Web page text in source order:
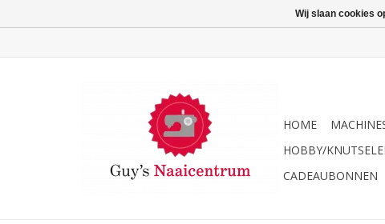
HOME
HOBBY/
CADEAUBONNEN
Wij slaan cookies